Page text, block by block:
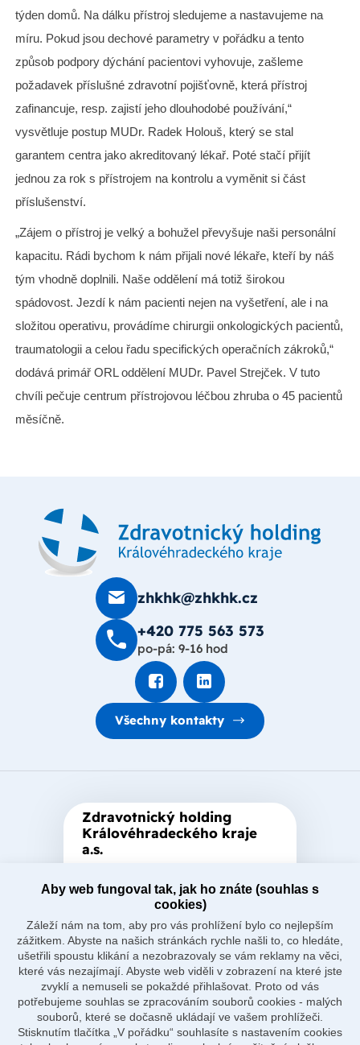
týden domů. Na dálku přístroj sledujeme a nastavujeme na
míru. Pokud jsou dechové parametry v pořádku a tento
způsob podpory dýchání pacientovi vyhovuje, zašleme
požadavek příslušné zdravotní pojišťovně, která přístroj
zafinancuje, resp. zajistí jeho dlouhodobé používání,“
vysvětluje postup MUDr. Radek Holouš, který se stal
garantem centra jako akreditovaný lékař. Poté stačí přijít
jednou za rok s přístrojem na kontrolu a vyměnit si část
příslušenství.
„Zájem o přístroj je velký a bohužel převyšuje naši personální
kapacitu. Rádi bychom k nám přijali nové lékaře, kteří by náš
tým vhodně doplnili. Naše oddělení má totiž širokou
spádovost. Jezdí k nám pacienti nejen na vyšetření, ale i na
složitou operativu, provádíme chirurgii onkologických pacientů,
traumatologii a celou řadu specifických operačních zákroků,“
dodává primář ORL oddělení MUDr. Pavel Strejček. V tuto
chvíli pečuje centrum přístrojovou léčbou zhruba o 45 pacientů
měsíčně.
zhkhk@zhkhk.cz
+420 775 563 573
po-pá: 9-16 hod
Všechny kontakty
Zdravotnický holding
Královéhradeckého kraje
a.s.
založená Královéhradeckým
krajem, který je jediným
akcionářem společnosti.
Naše nemocnice
Aby web fungoval tak, jak ho znáte (souhlas s
cookies)
Záleží nám na tom, aby pro vás prohlížení bylo co nejlepším
zážitkem. Abyste na našich stránkách rychle našli to, co hledáte,
ušetřili spoustu klikání a nezobrazovaly se vám reklamy na věci,
které vás nezajímají. Abyste web viděli v zobrazení na které jste
zvyklí a nemuseli se pokaždé přihlašovat. Proto od vás
potřebujeme souhlas se zpracováním souborů cookies - malých
souborů, které se dočasně ukládají ve vašem prohlížeči.
Stisknutím tlačítka „V pořádku“ souhlasíte s nastavením cookies